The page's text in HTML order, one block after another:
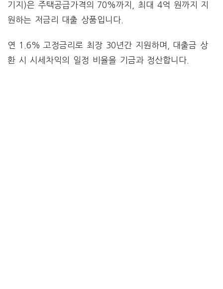
기지)은 주택공급가격의 70%까지, 최대 4억 원까지 지
원하는 저금리 대출 상품입니다.
연 1.6% 고정금리로 최장 30년간 지원하며, 대출금 상
환 시 시세차익의 일정 비율을 기금과 정산합니다.